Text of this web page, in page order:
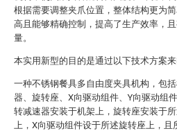
根据需要调整夹爪位置，整体结构更为
高且能够精确控制，提高了生产效率，
量。
本实用新型的目的是通过以下技术方案来
一种不锈钢餐具多自由度夹具机构，包
器、旋转座、X向驱动组件、Y向驱动组
转减速器安装于机架上，旋转座安装于
上，X向驱动组件设于所述旋转座上，且